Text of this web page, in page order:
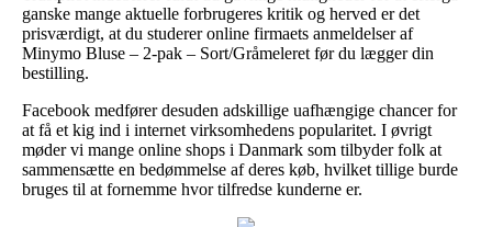
ganske mange aktuelle forbrugeres kritik og herved er det
prisværdigt, at du studerer online firmaets anmeldelser af
Minymo Bluse – 2-pak – Sort/Gråmeleret før du lægger din
bestilling.
Facebook medfører desuden adskillige uafhængige chancer for
at få et kig ind i internet virksomhedens popularitet. I øvrigt
møder vi mange online shops i Danmark som tilbyder folk at
sammensætte en bedømmelse af deres køb, hvilket tillige burde
bruges til at fornemme hvor tilfredse kunderne er.